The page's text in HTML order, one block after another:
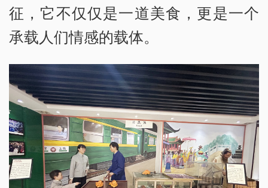
征，它不仅仅是一道美食，更是一个
承载人们情感的载体。